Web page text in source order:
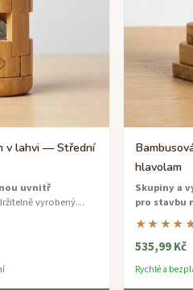
v lahvi — Střední
uvnitř
vyrobený
chytrým
hlavolam
Skupiny a
pro stavbu
která je
zábavná.
535,99 Kč
Rychlé a